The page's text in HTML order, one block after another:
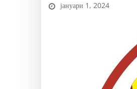
јануари 1, 2024